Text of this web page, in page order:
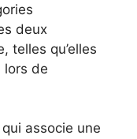
deux
telles qu’elles
lors de
associe une